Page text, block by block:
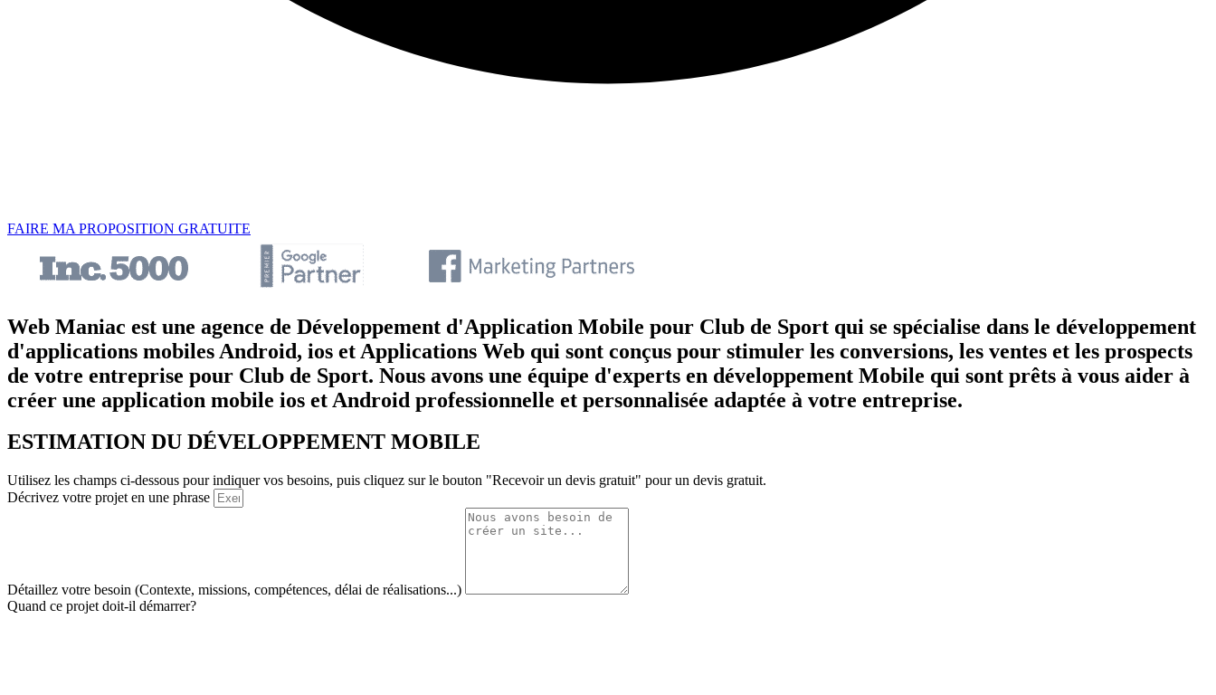
FAIRE MA PROPOSITION GRATUITE
Web Maniac est une agence de Développement d'Application Mobile pour Club de Sport qui se spécialise dans le développement
d'applications mobiles Android, ios et Applications Web qui sont conçus pour stimuler les conversions, les ventes et les prospects
de votre entreprise pour Club de Sport. Nous avons une équipe d'experts en développement Mobile qui sont prêts à vous aider à
créer une application mobile ios et Android professionnelle et personnalisée adaptée à votre entreprise.
ESTIMATION DU DÉVELOPPEMENT MOBILE
Utilisez les champs ci-dessous pour indiquer vos besoins, puis cliquez sur le bouton "Recevoir un devis gratuit" pour un devis gratuit.
Décrivez votre projet en une phrase
Détaillez votre besoin (Contexte, missions, compétences, délai de réalisations...)
Quand ce projet doit-il démarrer?